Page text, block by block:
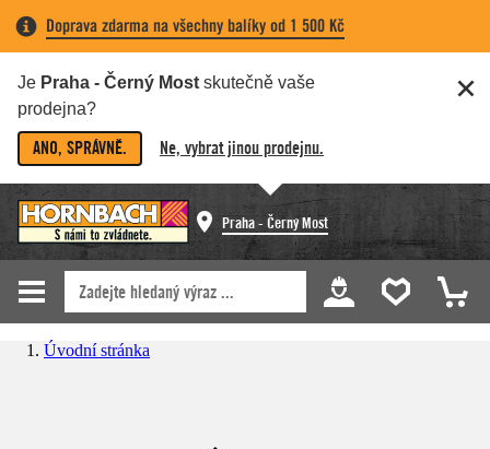
Doprava zdarma na všechny balíky od 1 500 Kč
Je Praha - Černý Most skutečně vaše
prodejna?
ANO, SPRÁVNĚ. Ne, vybrat jinou prodejnu.
Praha - Černý Most
Úvodní stránka